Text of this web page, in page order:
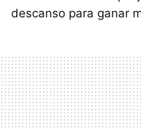
descanso para ganar